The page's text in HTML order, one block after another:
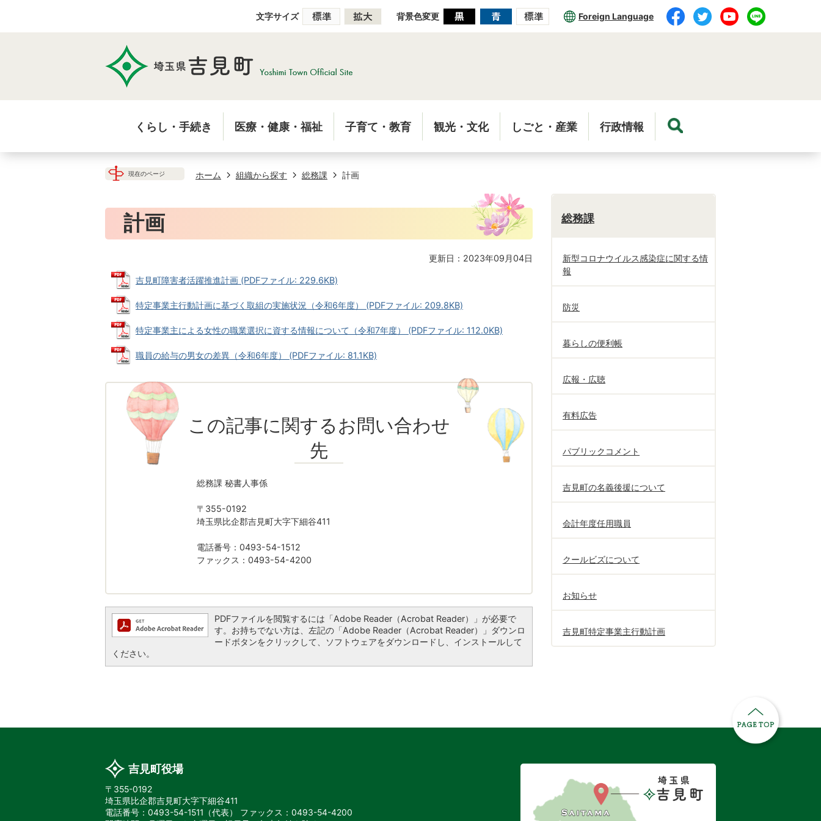
文字サイズ 背景色変更 Foreign Language
くらし・手続き 医療・健康・福祉 子育て・教育 観光・文化 しごと・産業 行政情報
現在のページ ホーム 組織から探す 総務課 計画
計画
更新日：2023年09月04日
吉見町障害者活躍推進計画 (PDFファイル: 229.6KB)
特定事業主行動計画に基づく取組の実施状況（令和6年度） (PDFファイル: 209.8KB)
特定事業主による女性の職業選択に資する情報について（令和7年度） (PDFファイル: 112.0KB)
職員の給与の男女の差異（令和6年度） (PDFファイル: 81.1KB)
この記事に関するお問い合わせ
先
総務課 秘書人事係
〒355-0192
埼玉県比企郡吉見町大字下細谷411
電話番号：0493-54-1512
ファックス：0493-54-4200
PDFファイルを閲覧するには「Adobe Reader（Acrobat Reader）」が必要で
す。お持ちでない方は、左記の「Adobe Reader（Acrobat Reader）」ダウンロ
ードボタンをクリックして、ソフトウェアをダウンロードし、インストールして
ください。
総務課
新型コロナウイルス感染症に関する情
報
防災
暮らしの便利帳
広報・広聴
有料広告
パブリックコメント
吉見町の名義後援について
会計年度任用職員
クールビズについて
お知らせ
吉見町特定事業主行動計画
吉見町役場
〒355-0192
埼玉県比企郡吉見町大字下細谷411
電話番号：0493-54-1511（代表）
ファックス：0493-54-4200